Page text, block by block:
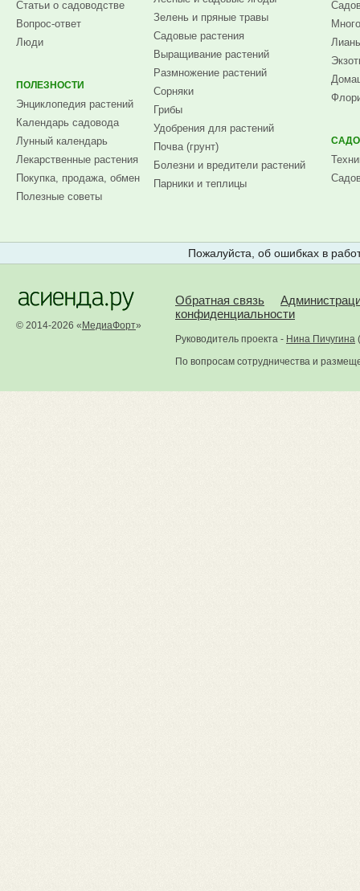
Статьи о садоводстве
Вопрос-ответ
Люди
ПОЛЕЗНОСТИ
Энциклопедия растений
Календарь садовода
Лунный календарь
Лекарственные растения
Покупка, продажа, обмен
Полезные советы
Зелень и пряные травы
Садовые растения
Выращивание растений
Размножение растений
Сорняки
Грибы
Удобрения для растений
Почва (грунт)
Болезни и вредители растений
Парники и теплицы
Пожалуйста, об ошибках в
© 2014-2026 « МедиаФорт»
Обратная связь
конфиденциальности
Руководитель проекта - Нина Пичугина (
По вопросам сотрудничества и